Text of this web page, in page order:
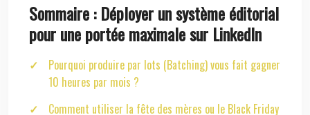
Sommaire : Déployer un système éditorial
pour une portée maximale sur LinkedIn
Pourquoi produire par lots (Batching) vous fait gagner
10 heures par mois ?
Comment utiliser la fête des mères ou le Black Friday